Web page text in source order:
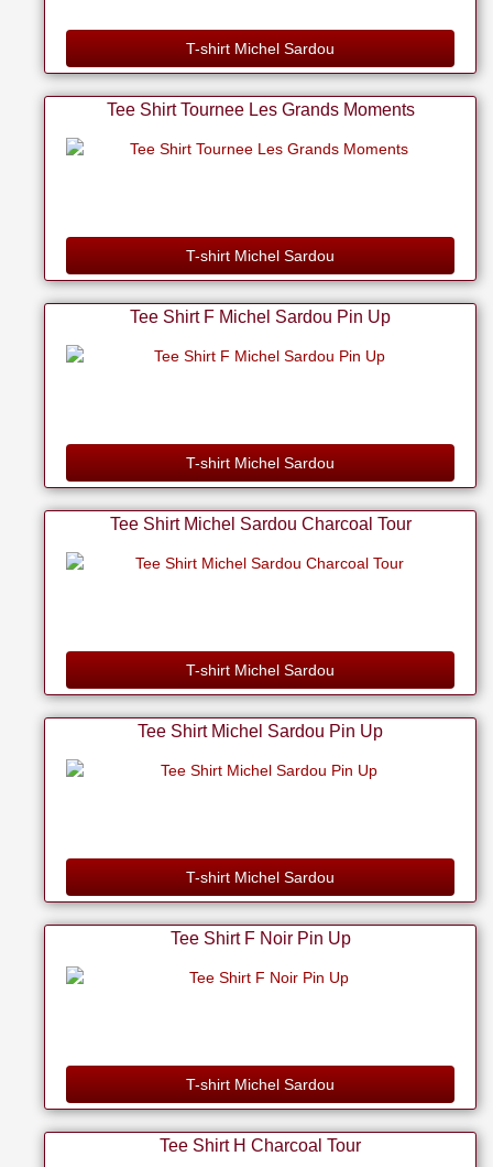
T-shirt Michel Sardou
Tee Shirt Tournee Les Grands Moments
T-shirt Michel Sardou
Tee Shirt F Michel Sardou Pin Up
T-shirt Michel Sardou
Tee Shirt Michel Sardou Charcoal Tour
T-shirt Michel Sardou
Tee Shirt Michel Sardou Pin Up
T-shirt Michel Sardou
Tee Shirt F Noir Pin Up
T-shirt Michel Sardou
Tee Shirt H Charcoal Tour